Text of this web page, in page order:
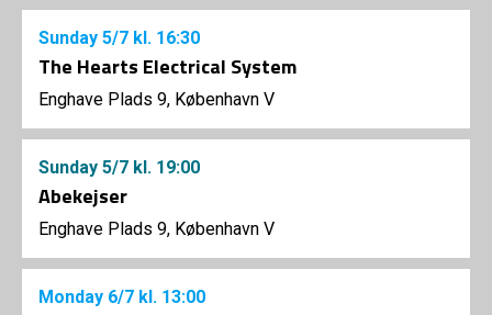
Sunday 5/7 kl. 16:30
The Hearts Electrical System
Enghave Plads 9, København V
Sunday 5/7 kl. 19:00
Abekejser
Enghave Plads 9, København V
Monday 6/7 kl. 13:00